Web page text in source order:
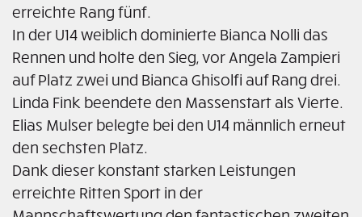
erreichte Rang fünf.
In der U14 weiblich dominierte Bianca Nolli das
Rennen und holte den Sieg, vor Angela Zampieri
auf Platz zwei und Bianca Ghisolfi auf Rang drei.
Linda Fink beendete den Massenstart als Vierte.
Elias Mulser belegte bei den U14 männlich erneut
den sechsten Platz.
Dank dieser konstant starken Leistungen
erreichte Ritten Sport in der